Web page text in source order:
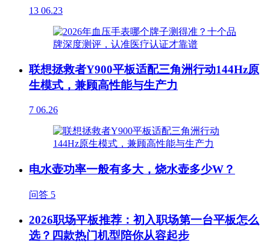
13 06.23
联想拯救者Y900平板适配三角洲行动144Hz原
生模式，兼顾高性能与生产力
7 06.26
电水壶功率一般有多大，烧水壶多少W？
问答 5
2026职场平板推荐：初入职场第一台平板怎么
选？四款热门机型陪你从容起步